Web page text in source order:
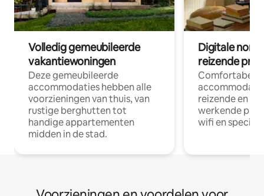
Volledig gemeubileerde
vakantiewoningen
Deze gemeubileerde
accommodaties hebben alle
voorzieningen van thuis, van
rustige berghutten tot
handige appartementen
midden in de stad.
Digitale
reizende
Comfortabele
reizende en
werkende
wifi en